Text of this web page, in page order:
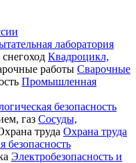
лаборатория
Квадроцикл,
Сварочные
Промышленная
безопасность
Сосуды,
Охрана труда
безопасность
Электробезопасность и